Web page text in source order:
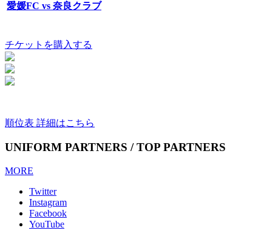
愛媛FC vs 奈良クラブ
チケットを購入する
順位表 詳細はこちら
UNIFORM PARTNERS / TOP PARTNERS
MORE
Twitter
Instagram
Facebook
YouTube